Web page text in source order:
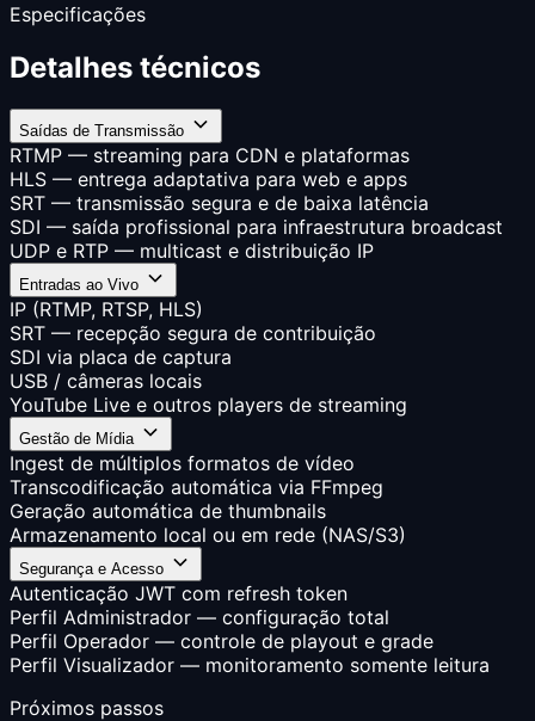
Especificações
Detalhes técnicos
Saídas de Transmissão
RTMP — streaming para CDN e plataformas
HLS — entrega adaptativa para web e apps
SRT — transmissão segura e de baixa latência
SDI — saída profissional para infraestrutura broadcast
UDP e RTP — multicast e distribuição IP
Entradas ao Vivo
IP (RTMP, RTSP, HLS)
SRT — recepção segura de contribuição
SDI via placa de captura
USB / câmeras locais
YouTube Live e outros players de streaming
Gestão de Mídia
Ingest de múltiplos formatos de vídeo
Transcodificação automática via FFmpeg
Geração automática de thumbnails
Armazenamento local ou em rede (NAS/S3)
Segurança e Acesso
Autenticação JWT com refresh token
Perfil Administrador — configuração total
Perfil Operador — controle de playout e grade
Perfil Visualizador — monitoramento somente leitura
Próximos passos